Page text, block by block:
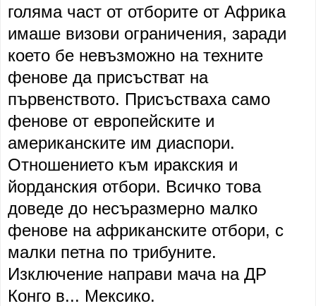
голяма част от отборите от Африка
имаше визови ограничения, заради
което бе невъзможно на техните
фенове да присъстват на
първенството. Присъстваха само
фенове от европейските и
американските им диаспори.
Отношението към иракския и
йорданския отбори. Всичко това
доведе до несъразмерно малко
фенове на африканските отбори, с
малки петна по трибуните.
Изключение направи мача на ДР
Конго в... Мексико.